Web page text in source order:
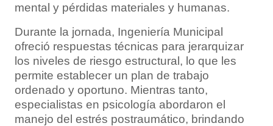
mental y pérdidas materiales y humanas.
Durante la jornada, Ingeniería Municipal
ofreció respuestas técnicas para jerarquizar
los niveles de riesgo estructural, lo que les
permite establecer un plan de trabajo
ordenado y oportuno. Mientras tanto,
especialistas en psicología abordaron el
manejo del estrés postraumático, brindando